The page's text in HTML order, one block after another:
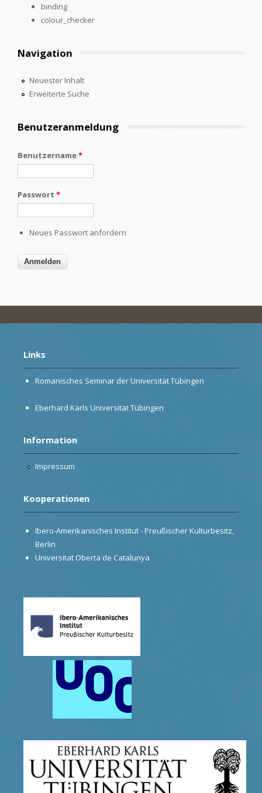
binding
colour_checker
Navigation
Neuester Inhalt
Erweiterte Suche
Benutzeranmeldung
Benutzername*
Passwort *
Neues Passwort anfordern
Links
Romanisches Seminar der Universität Tübingen
Eberhard Karls Universität Tübingen
Information
Impressum
Kooperationen
Ibero-Amerikanisches Institut - Preußischer Kulturbesitz,
Berlin
Universitat Oberta de Catalunya